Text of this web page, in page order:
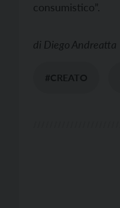
consumistico”.
di Diego Andreatta
#CREATO